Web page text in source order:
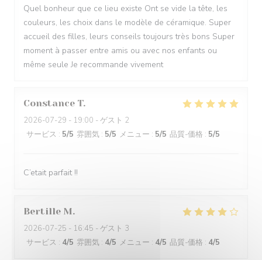
Quel bonheur que ce lieu existe Ont se vide la tête, les
couleurs, les choix dans le modèle de céramique. Super
accueil des filles, leurs conseils toujours très bons Super
moment à passer entre amis ou avec nos enfants ou
même seule Je recommande vivement
Constance T
2026-07-29 - 19:00 - ゲスト 2
サービス : 5/5 雰囲気 : 5/5 メニュー : 5/5 品質-価格 : 5/5
C’etait parfait !!
Bertille M
2026-07-25 - 16:45 - ゲスト 3
サービス : 4/5 雰囲気 : 4/5 メニュー : 4/5 品質-価格 : 4/5